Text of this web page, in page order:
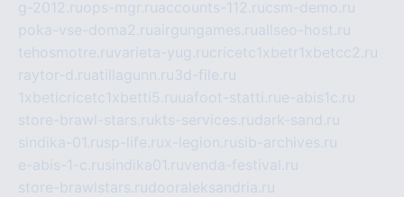
g-2012.ruops-mgr.ruaccounts-112.rucsm-demo.ru
poka-vse-doma2.ruairgungames.ruallseo-host.ru
tehosmotre.ruvarieta-yug.rucricetc1xbetr1xbetcc2.ru
raytor-d.ruatillagunn.ru3d-file.ru
1xbeticricetc1xbetti5.ruuafoot-statti.rue-abis1c.ru
store-brawl-stars.rukts-services.rudark-sand.ru
sindika-01.rusp-life.rux-legion.rusib-archives.ru
e-abis-1-c.rusindika01.ruvenda-festival.ru
store-brawlstars.rudooraleksandria.ru